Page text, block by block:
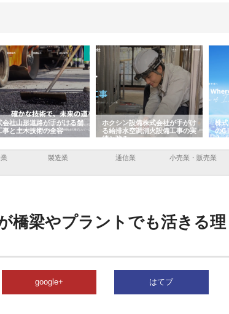
会社山形道路が手がける舗
事と土木技術の全容
ホクシン設備株式会社が手がけ
る給排水空調消火設備工事の実
績と強み
株
の
入
製造業 通信業 小売業・販売業
橋梁やプラントでも活きる理
google+ はてブ